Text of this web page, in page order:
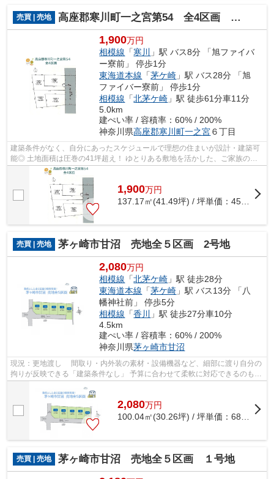
売買 | 売地 高座郡寒川町一之宮第54 全4区画 2号地
1,900万円
相模線 「寒川
」駅 バス8分 「旭ファイバ
ー寮前」 停歩1分
東海道本線 「茅ケ崎 」駅 バス28分 「旭
ファイバー寮前」 停歩1分
相模線 「北茅ケ崎 」駅 徒歩61分車11分
5.0km
建ぺい率 / 容積率：60% / 200%
神奈川県高座郡寒川町一之宮６丁目
建築条件がなく、自分にあったスケジュールで理想の住まいが設計・建築可
能◎ 土地面積は圧巻の41坪超え！ ゆとりある敷地を活かした、ご家族のラ
イフスタイルに合わせた間取り設計が可...
1,900万円
137.17㎡(41.49坪) / 坪単価：45.79 万円
売買 | 売地 茅ヶ崎市甘沼 売地全５区画 2号地
2,080万円
相模線 「北茅ケ崎 」駅 徒歩28分
東海道本線 「茅ケ崎 」駅 バス13分 「八
幡神社前」 停歩5分
相模線 「香川 」駅 徒歩27分車10分
4.5km
建ぺい率 / 容積率：60% / 200%
神奈川県茅ヶ崎市甘沼
現況：更地渡し 間取り・内外装の素材・設備機器など、細部に渡り自分の
拘りが反映できる「建築条件なし」 予算に合わせて柔軟に対応できるのも魅
力の一つではないでしょうか♪ こだ...
2,080万円
100.04㎡(30.26坪) / 坪単価：68.74 万円
売買 | 売地 茅ヶ崎市甘沼 売地全５区画 １号地